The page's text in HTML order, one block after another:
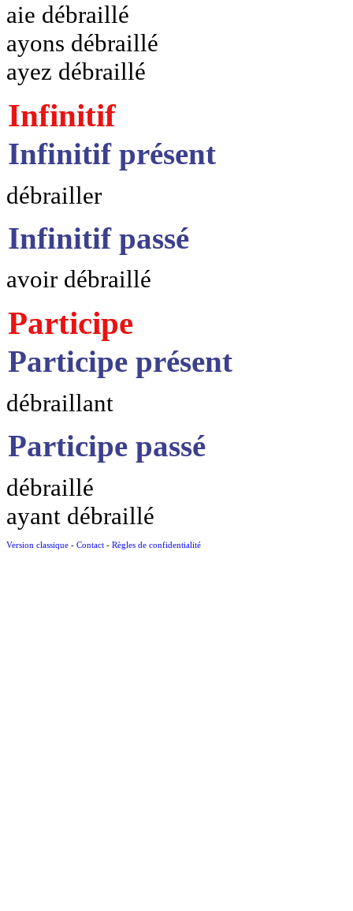
aie débraillé
ayons débraillé
ayez débraillé
Infinitif
Infinitif présent
débrailler
Infinitif passé
avoir débraillé
Participe
Participe présent
débraillant
Participe passé
débraillé
ayant débraillé
Version classique - Contact - Règles de confidentialité